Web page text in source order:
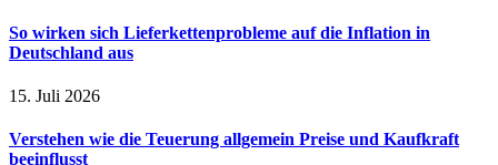
So wirken sich Lieferkettenprobleme auf die Inflation in
Deutschland aus
15. Juli 2026
Verstehen wie die Teuerung allgemein Preise und Kaufkraft
beeinflusst